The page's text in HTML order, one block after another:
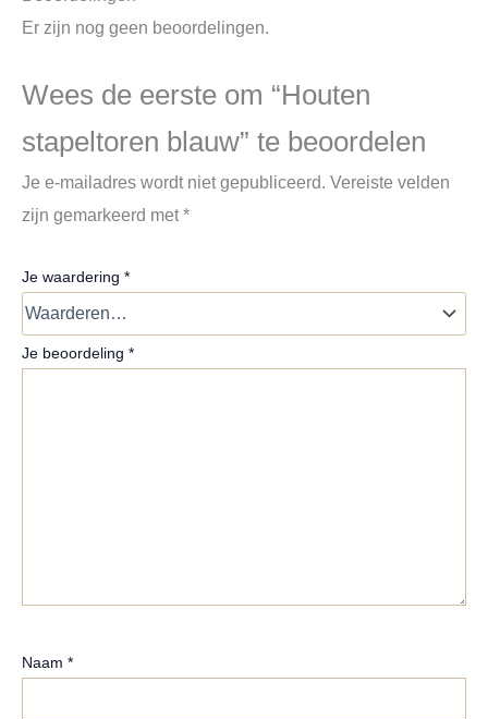
Er zijn nog geen beoordelingen.
Wees de eerste om “Houten
stapeltoren blauw” te beoordelen
Je e-mailadres wordt niet gepubliceerd. Vereiste velden
zijn gemarkeerd met*
Je waardering *
Je beoordeling *
Naam *